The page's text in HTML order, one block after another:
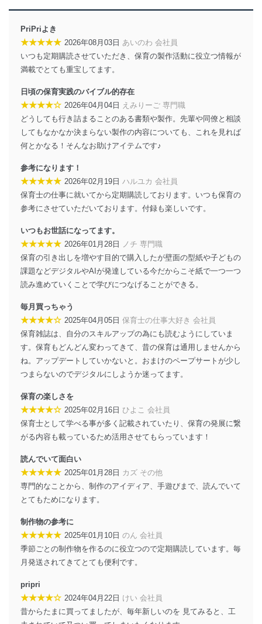
ます。また、目的外利用を行わないために、適切な管理
措置を講じます。
法令遵守
その他の規範を遵守します。また、当社の管理の仕組み
に、これらの法令及びその他の規範を常に適合させま
個人情報の安全管理措置
に、下記セキュリティ対策をはじめとする安全対策を実
施し、個人情報の漏えい、滅失またはき損の防止及び是
正に努めます。
アクセス制御
機器を取り扱う従業者を明確化し、 個人データへ
の不要なアクセスを防止しています。
アクセス者の識別と認証
機器に標準装備されているユーザー制御機能（ユ
ーザーアカウント制御）により、個人情報データ
者を識別・認証しています。
個人データを取り扱う機器等のオペレーティング
システムを最新の状態に保持しています。
個人データを取り扱う機器等にセキュリティ対策
ソフトウェア等を導入し、自動更新 機能等の活用
情報システムの使用に伴う漏洩等の防止
メール等により個人データの含まれるファイルを
送信する場合に、当該ファイルへのパスワードを
設定しています。
個人情報保護マネジメントシステムの継続的改善
当社は、内部監査及びマネジメントレビューの機会を通
じて、個人情報保護マネジメントシステムを継続的に改
善し、常に最良の状態を維持します。
苦情及び相談受付け窓口
貴殿の個人情報及び当社の個人情報保護マネジメントシ
ステムに関するご相談及び苦情については以下までご連
絡ください。
適切、かつ迅速に対応させていただきます。
株式会社富士山マガジンサービス 個人情報問い合わせ
係
PriPriよき
★★★★★ 2026年08月03日 あいのわ 会社員
いつも定期購読させていただき、保育の製作活動に役立つ情報が
満載でとても重宝してます。
日頃の保育実践のバイブル的存在
★★★★☆ 2026年04月04日 えみりーご 専門職
どうしても行き詰まることのある書類や製作。先輩や同僚と相談
してもなかなか決まらない製作の内容についても、これを見れば
何とかなる！そんなお助けアイテムです♪
参考になります！
★★★★★ 2026年02月19日 ハルユカ 会社員
保育士の仕事に就いてから定期購読しております。いつも保育の
参考にさせていただいております。付録も楽しいです。
いつもお世話になってます。
★★★★★ 2026年01月28日
ノチ 専門職
保育の引き出しを増やす目的で購入したが壁面の型紙や子どもの
課題などデジタルやAIが発達している今だからこそ紙で一つ一つ
読み進めていくことで学びにつなげることができる。
毎月買っちゃう
★★★★☆ 2025年04月05日 保育士の仕事大好き 会社員
保育雑誌は、自分のスキルアップの為にも読むようにしていま
す。保育もどんどん変わってきて、昔の保育は通用しませんから
ね。アップデートしていかないと。おまけのペープサートが少し
つまらないのでデジタルにしようか迷ってます。
保育の楽しさを
★★★★☆ 2025年02月16日 ひよこ 会社員
保育士として学べる事が多く記載されていたり、保育の発展に繋
がる内容も載っているため活用させてもらっています！
読んでいて面白い
★★★★★ 2025年01月28日 カズ その他
専門的なことから、制作のアイディア、手遊びまで、読んでいて
とてもためになります。
制作物の参考に
★★★★★ 2025年01月10日 のん 会社員
季節ごとの制作物を作るのに役立つので定期購読しています。毎
月発送されてきてとても便利です。
pripri
★★★★☆ 2024年04月22日 けい 会社員
昔からたまに買ってましたが、毎年新しいのを 見てみると、工